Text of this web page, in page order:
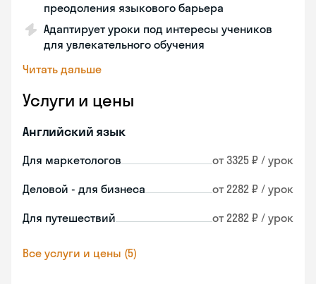
преодоления языкового барьера
Адаптирует уроки под интересы учеников
для увлекательного обучения
Читать дальше
Услуги и цены
Английский язык
Для маркетологов от 3325 ₽ / урок
Деловой - для бизнеса от 2282 ₽ / урок
Для путешествий от 2282 ₽ / урок
Все услуги и цены (5)